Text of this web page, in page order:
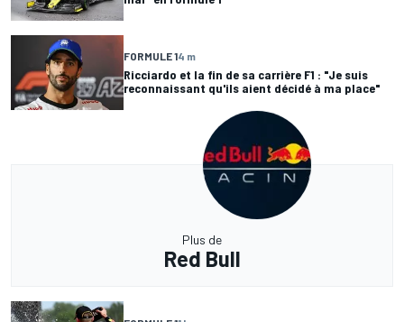
FORMULE 14 m
Ricciardo et la fin de sa carrière F1 : "Je suis
reconnaissant qu'ils aient décidé à ma place"
Plus de
Red Bull